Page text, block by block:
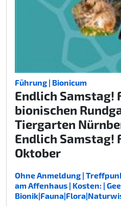
Führung | Bionicum
Endlich Samstag!
bionischen
Tiergarten
Endlich Samstag!
Oktober
Ohne Anmeldung |
am Affenhaus | Kosten: |